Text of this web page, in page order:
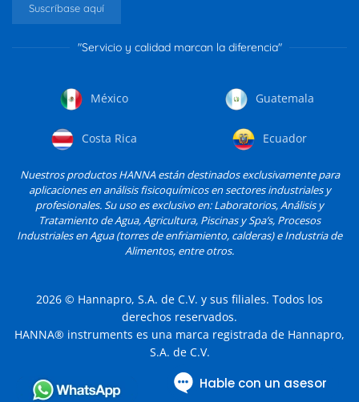
Suscríbase aquí
"Servicio y calidad marcan la diferencia"
México Guatemala
Costa Rica Ecuador
Nuestros productos HANNA están destinados exclusivamente para
aplicaciones en análisis fisicoquímicos en sectores industriales y
profesionales. Su uso es exclusivo en: Laboratorios, Análisis y
Tratamiento de Agua, Agricultura, Piscinas y Spa’s, Procesos
Industriales en Agua (torres de enfriamiento, calderas) e Industria de
Alimentos, entre otros.
2026 © Hannapro, S.A. de C.V. y sus filiales. Todos los
derechos reservados.
HANNA® instruments es una marca registrada de Hannapro,
S.A. de C.V.